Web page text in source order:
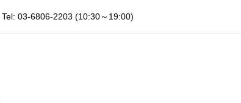
Tel: 03-6806-2203 (10:30～19:00)